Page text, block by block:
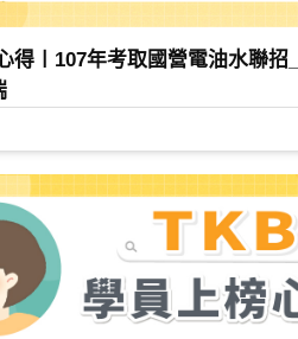
得〡107年考取國營電油水聯招